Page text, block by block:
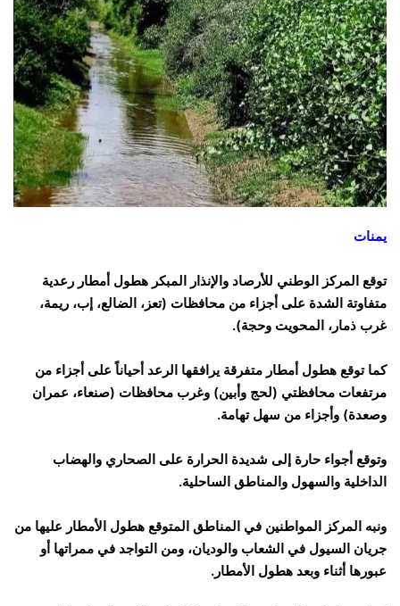
يمنات
توقع المركز الوطني للأرصاد والإنذار المبكر هطول أمطار رعدية
متفاوتة الشدة على أجزاء من محافظات (تعز، الضالع، إب، ريمة،
غرب ذمار، المحويت وحجة).
كما توقع هطول أمطار متفرقة يرافقها الرعد أحياناً على أجزاء من
مرتفعات محافظتي (لحج وأبين) وغرب محافظات (صنعاء، عمران
وصعدة) وأجزاء من سهل تهامة.
وتوقع أجواء حارة إلى شديدة الحرارة على الصحاري والهضاب
الداخلية والسهول والمناطق الساحلية.
ونبه المركز المواطنين في المناطق المتوقع هطول الأمطار عليها من
جريان السيول في الشعاب والوديان، ومن التواجد في ممراتها أو
عبورها أثناء وبعد هطول الأمطار.